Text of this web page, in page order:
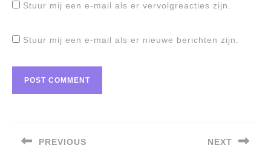
Stuur mij een e-mail als er vervolgreacties zijn.
Stuur mij een e-mail als er nieuwe berichten zijn.
PREVIOUS NEXT